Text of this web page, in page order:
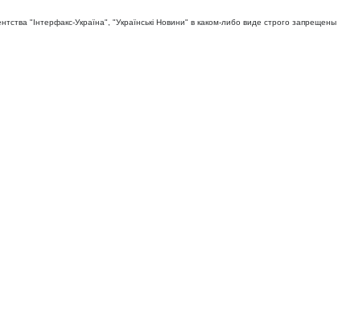
"Iнтерфакс-Україна", "Українськi Новини" в каком-либо виде строго запрещены